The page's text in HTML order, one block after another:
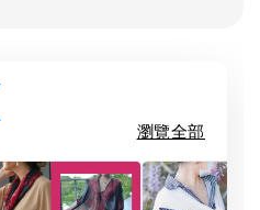
瀏覽全部